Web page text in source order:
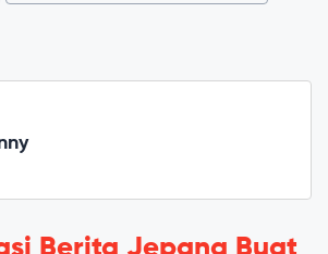
Berita Jepang Buat